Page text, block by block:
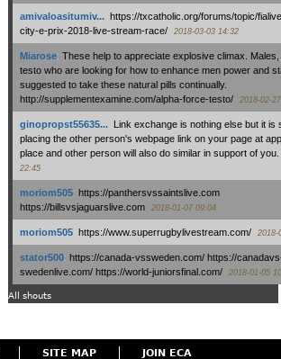
amivaloasitumiv...: https://txcatholic.org/forums/topic/
city-e-prix-2018-live-stream-race/
2018-03-03 14:32
Miarose: These help to appreciate explosive climax. Males,
testo who are looking for how to enhance men power and
suggested to take these natural pills continually.
http://supplementexamine.com/alpha-force-testo/
2018-02-27
ginopropst55635...: Link exchange is nothing else but it is
placing the other person's webpage link on your page at
place and other person will also do similar in support of you.
22:45
moriom505: https://panthersvssaintslive.com
https://billsvsjaguarslive.com
2018-01-07 09:04
moriom505: https://www.superrugbylivestream.com/ 2018-
stator500: https://canada-vssweden.com/ https://
swedenlive.com/ https://world-juniorsfinal.com/
2018-01-05
All shouts
SITE MAP JOIN ECA